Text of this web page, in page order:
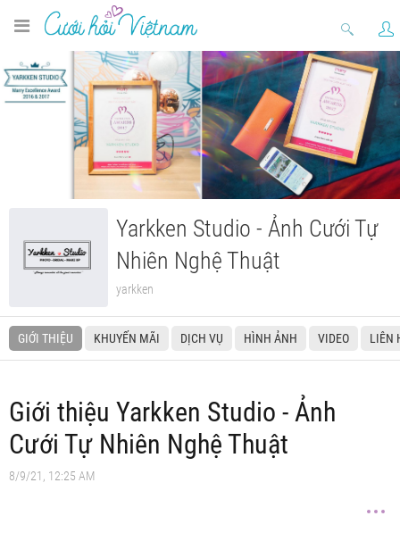
Yarkken Studio - Ảnh Cưới Tự
Nhiên Nghệ Thuật
yarkken
GIỚI THIỆU KHUYẾN MÃI DỊCH VỤ HÌNH ẢNH VIDEO LIÊN
Giới thiệu Yarkken Studio - Ảnh
Cưới Tự Nhiên Nghệ Thuật
8/9/21, 12:25 AM